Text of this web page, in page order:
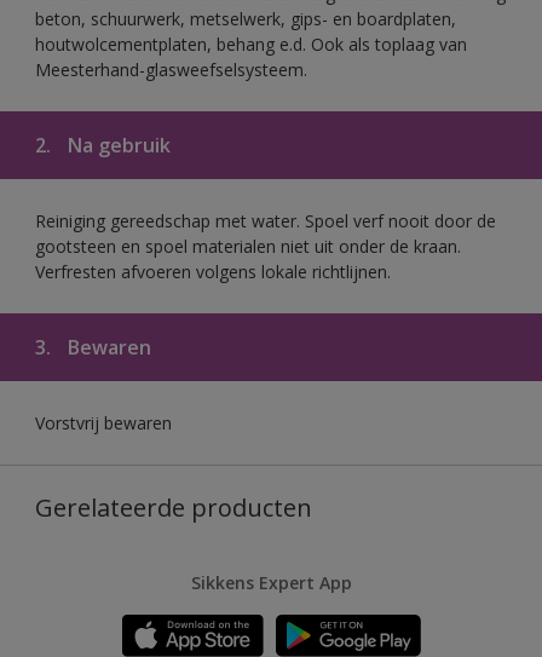
beton, schuurwerk, metselwerk, gips- en boardplaten,
houtwolcementplaten, behang e.d. Ook als toplaag van
Meesterhand-glasweefselsysteem.
2. Na gebruik
Reiniging gereedschap met water. Spoel verf nooit door de
gootsteen en spoel materialen niet uit onder de kraan.
Verfresten afvoeren volgens lokale richtlijnen.
3. Bewaren
Vorstvrij bewaren
Gerelateerde producten
Sikkens Expert App